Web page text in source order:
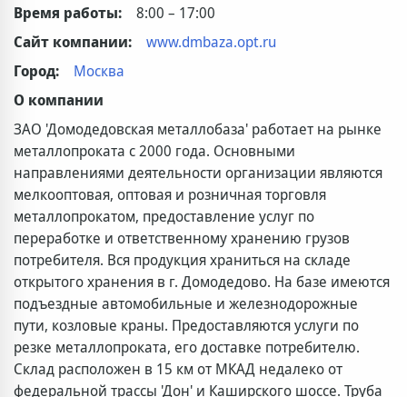
Время работы:
8:00 – 17:00
Сайт компании:
www.dmbaza.opt.ru
Город:
Москва
О компании
ЗАО 'Домодедовская металлобаза' работает на рынке
металлопроката с 2000 года. Основными
направлениями деятельности организации являются
мелкооптовая, оптовая и розничная торговля
металлопрокатом, предоставление услуг по
переработке и ответственному хранению грузов
потребителя. Вся продукция храниться на складе
открытого хранения в г. Домодедово. На базе имеются
подъездные автомобильные и железнодорожные
пути, козловые краны. Предоставляются услуги по
резке металлопроката, его доставке потребителю.
Склад расположен в 15 км от МКАД недалеко от
федеральной трассы 'Дон' и Каширского шоссе. Труба